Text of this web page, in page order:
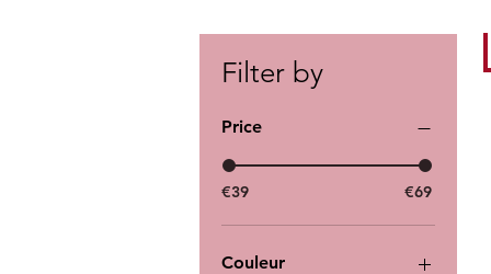
Filter by
Price
€39 €69
Couleur